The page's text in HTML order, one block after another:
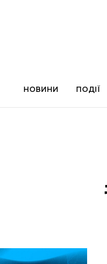
НОВИНИ ПОДІЇ